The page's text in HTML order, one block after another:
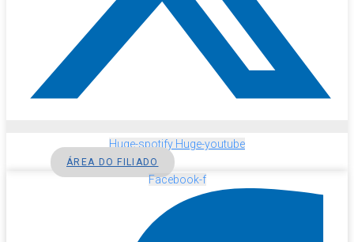
Huge-spotify Huge-youtube
ÁREA DO FILIADO
Facebook-f